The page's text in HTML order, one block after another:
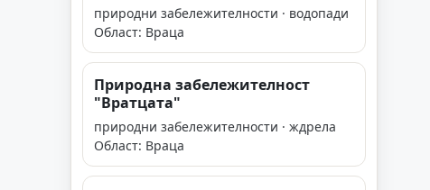
природни забележителности · водопади
Област: Враца
Природна забележителност
"Вратцата"
природни забележителности · ждрела
Област: Враца